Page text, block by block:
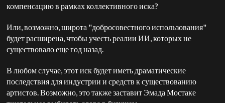
компенсацию в рамках коллективного иска?
Или, возможно, широта "добросовестного использования"
будет расширена, чтобы учесть реалии ИИ, которых не
существовало еще год назад.
В любом случае, этот иск будет иметь драматические
последствия для индустрии и средств к существованию
артистов. Возможно, это также заставит Эмада Мостаке